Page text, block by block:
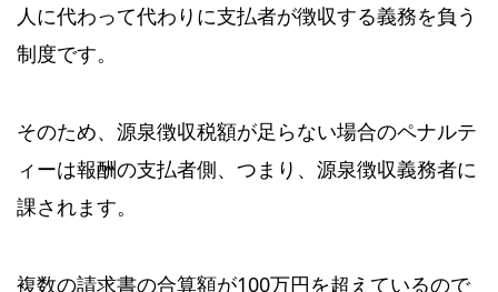
人に代わって代わりに支払者が徴収する義務を負う
制度です。
そのため、源泉徴収税額が足らない場合のペナルテ
ィーは報酬の支払者側、つまり、源泉徴収義務者に
課されます。
複数の請求書の合算額が100万円を超えているので